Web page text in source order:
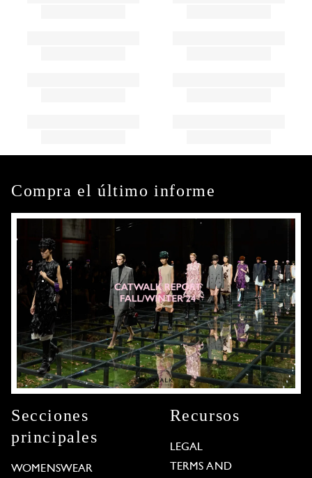
Compra el último informe
Secciones
principales
WOMENSWEAR
Recursos
LEGAL
TERMS AND